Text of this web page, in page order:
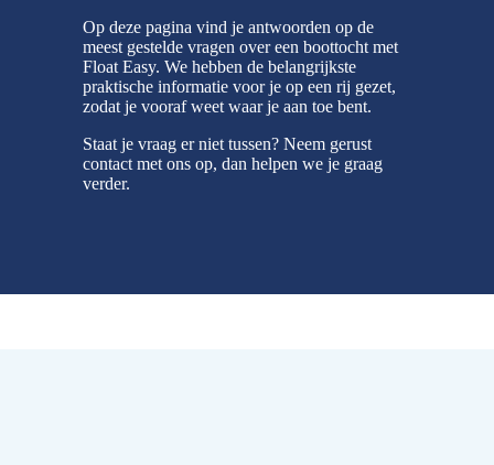
Op deze pagina vind je antwoorden op de
meest gestelde vragen over een boottocht met
Float Easy. We hebben de belangrijkste
praktische informatie voor je op een rij gezet,
zodat je vooraf weet waar je aan toe bent.
Staat je vraag er niet tussen? Neem gerust
contact met ons op, dan helpen we je graag
verder.